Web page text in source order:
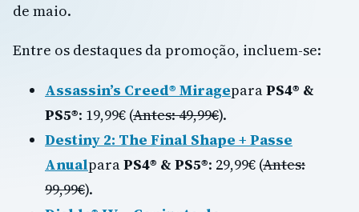
de maio.
Entre os destaques da promoção, incluem-se:
Assassin’s Creed® MirageparaPS4® &
PS5®: 19,99€ (Antes: 49,99€).
Destiny 2: The Final Shape + Passe
AnualparaPS4® & PS5®: 29,99€ (Antes:
99,99€).